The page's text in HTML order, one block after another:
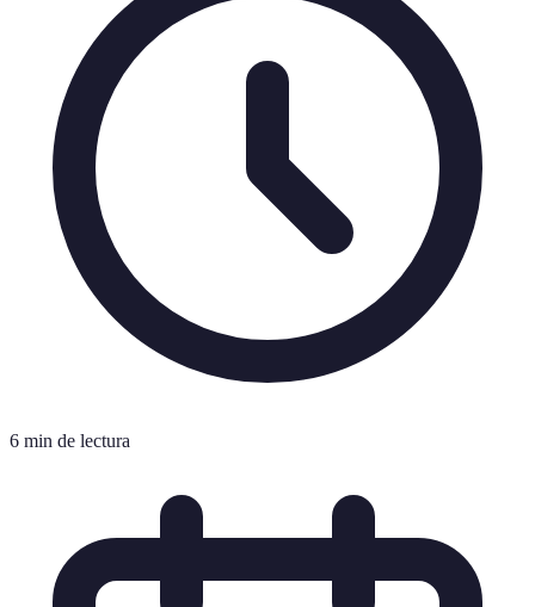
6 min de lectura